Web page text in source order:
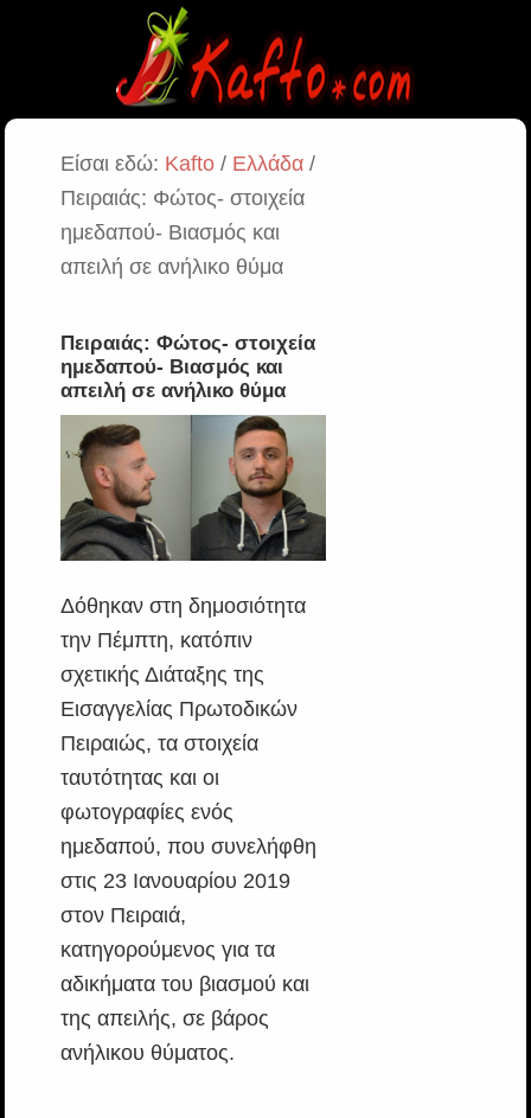
Είσαι εδώ: Kafto/ Ελλάδα/
Πειραιάς: Φώτος- στοιχεία
ημεδαπού- Βιασμός και
απειλή σε ανήλικο θύμα
Πειραιάς: Φώτος- στοιχεία
ημεδαπού- Βιασμός και
απειλή σε ανήλικο θύμα
Δόθηκαν στη δημοσιότητα
την Πέμπτη, κατόπιν
σχετικής Διάταξης της
Εισαγγελίας Πρωτοδικών
Πειραιώς, τα στοιχεία
ταυτότητας και οι
φωτογραφίες ενός
ημεδαπού, που συνελήφθη
στις 23 Ιανουαρίου 2019
στον Πειραιά,
κατηγορούμενος για τα
αδικήματα του βιασμού και
της απειλής, σε βάρος
ανήλικου θύματος.